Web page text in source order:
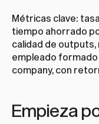
Métricas clave:
tiempo ahorrado
calidad de
empleado formado
company, con
Empieza